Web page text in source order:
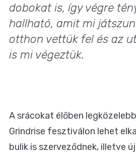
dobokat is, így végre
hallható, amit mi
otthon vettük fel és az
is mi végeztük.
A srácokat élőben legközelebb
Grindrise fesztiválon lehet
bulik is szerveződnek, illetve